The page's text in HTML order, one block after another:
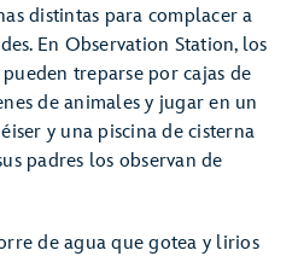
distintas para complacer a
En Observation Station, los
treparse por cajas de
de animales y jugar en un
y una piscina de cisterna
padres los observan de
de agua que gotea y lirios